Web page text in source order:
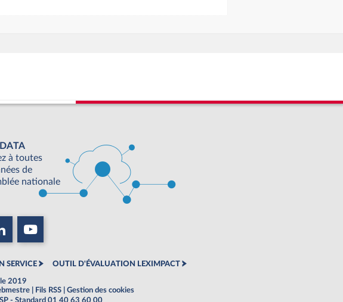
à toutes
de
nationale
SERVICE OUTIL D'ÉVALUATION LEXIMPACT
2019
Fils RSS
Gestion des cookies
- Standard 01 40 63 60 00